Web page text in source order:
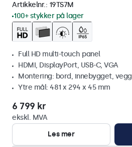
Artikkelnr.: 19TS7M
100+ stykker på lager
Full HD multi-touch panel
HDMI, DisplayPort, USB-C, VGA
Montering: bord, innebygget, vegg
Ytre mål: 481 x 294 x 45 mm
6 799 kr
ekskl. MVA
Les mer